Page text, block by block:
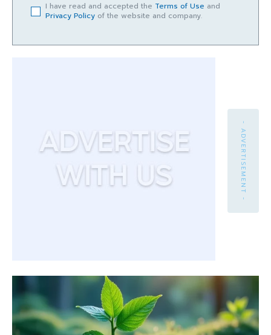
I have read and accepted the Terms of Use and
Privacy Policy of the website and company.
- ADVERTISEMENT -